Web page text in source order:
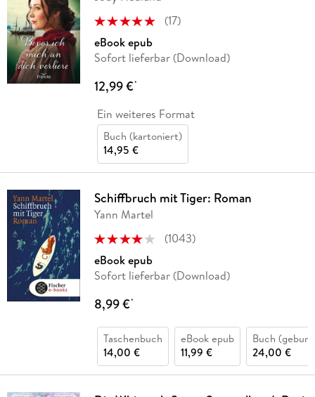
(17)
eBook epub
Sofort lieferbar (Download)
12,99 €*
Ein weiteres Format
Buch (kartoniert)
14,95 €
Schiffbruch mit Tiger: Roman
Yann Martel
(1043)
eBook epub
Sofort lieferbar (Download)
8,99 €*
Taschenbuch
14,00 €
eBook epub
11,99 €
Buch
24,00 €